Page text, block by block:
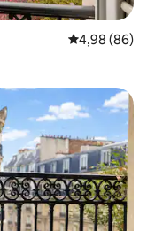
Средна
4,98 (86)